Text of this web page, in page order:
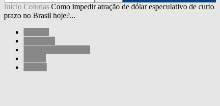
Início Colunas Como impedir atração de dólar especulativo de curto
prazo no Brasil hoje?...